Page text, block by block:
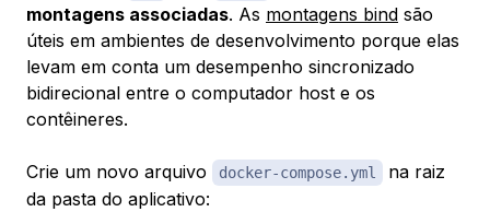
montagens associadas. As montagens bind são
úteis em ambientes de desenvolvimento porque elas
levam em conta um desempenho sincronizado
bidirecional entre o computador host e os
contêineres.
Crie um novo arquivo docker-compose.yml
na raiz
da pasta do aplicativo: